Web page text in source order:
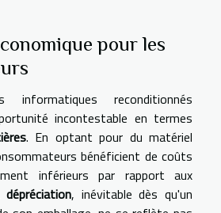
pour les
informatiques reconditionnés
incontestable en termes
. En optant pour du matériel
bénéficient de coûts
inférieurs par rapport aux
dépréciation, inévitable dès qu'un